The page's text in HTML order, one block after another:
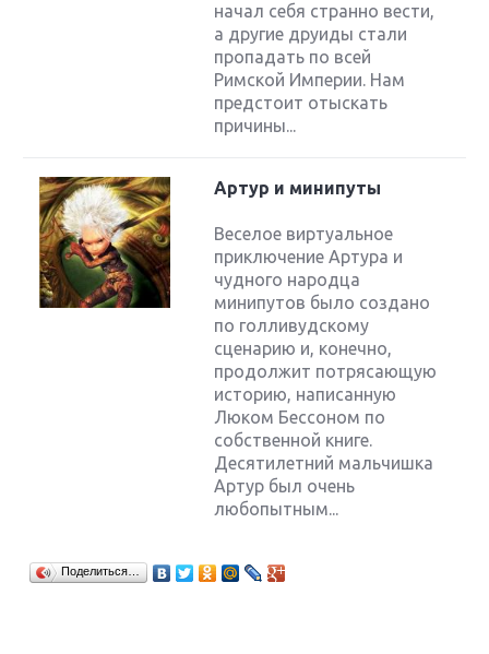
начал себя странно вести,
а другие друиды стали
пропадать по всей
Римской Империи. Нам
предстоит отыскать
причины...
Артур и минипуты
Веселое виртуальное
приключение Артура и
чудного народца
минипутов было создано
по голливудскому
сценарию и, конечно,
продолжит потрясающую
историю, написанную
Люком Бессоном по
собственной книге.
Десятилетний мальчишка
Артур был очень
любопытным...
Поделиться…